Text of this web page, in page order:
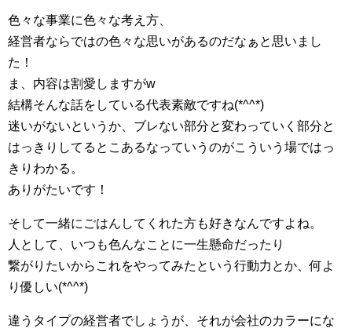
色々な事業に色々な考え方、
経営者ならではの色々な思いがあるのだなぁと思いまし
た！
ま、内容は割愛しますがw
結構そんな話をしている代表素敵ですね(*^^*)
迷いがないというか、ブレない部分と変わっていく部分と
はっきりしてるとこあるなっていうのがこういう場ではっ
きりわかる。
ありがたいです！
そして一緒にごはんしてくれた方も好きなんですよね。
人として、いつも色んなことに一生懸命だったり
繋がりたいからこれをやってみたという行動力とか、何よ
り優しい(*^^*)
違うタイプの経営者でしょうが、それが会社のカラーにな